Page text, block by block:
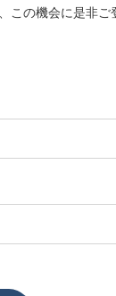
この機会に是非ご